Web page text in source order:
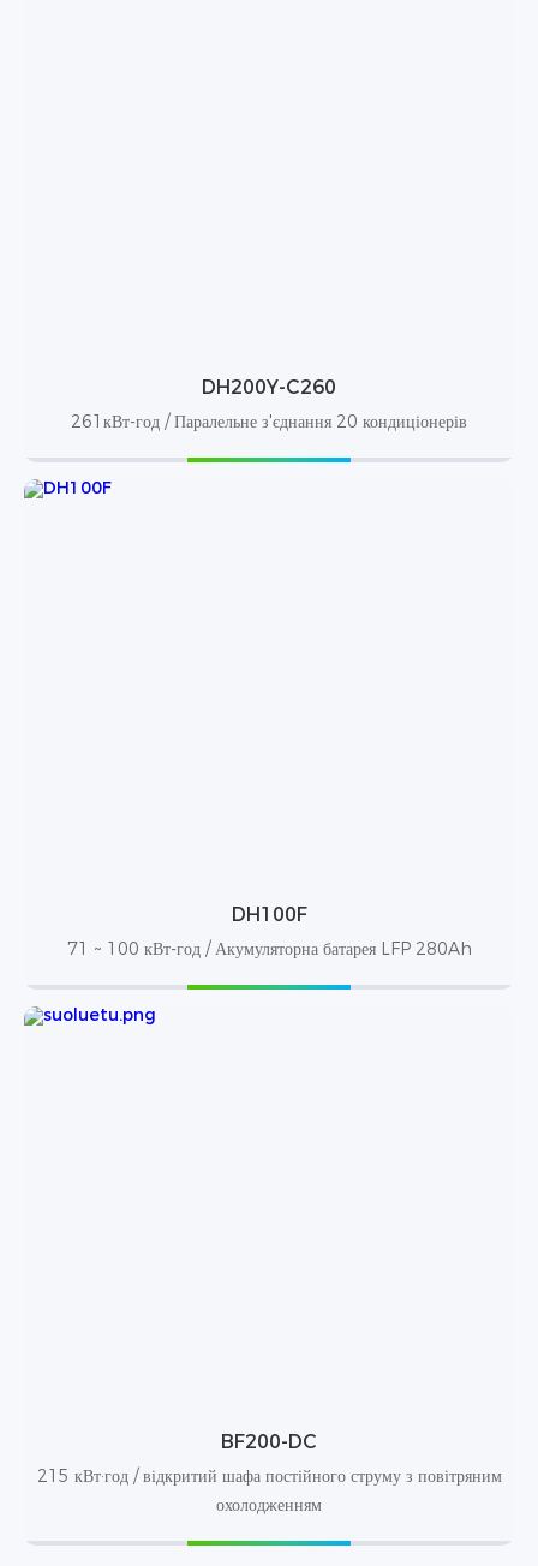
DH200Y-C260
261кВт-год / Паралельне з'єднання 20 кондиціонерів
DH100F
71 ~ 100 кВт-год / Акумуляторна батарея LFP 280Ah
BF200-DC
215 кВт·год / відкритий шафа постійного струму з повітряним
охолодженням